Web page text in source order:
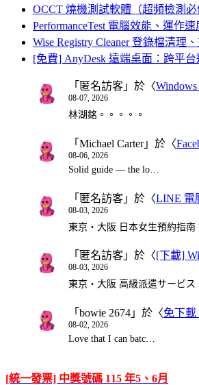
OCCT 燒機測試軟體（超頻檢測必
PerformanceTest 電腦效能、運作
Wise Registry Cleaner 登錄檔清理
[免費] AnyDesk 遠端桌面：跨平台
「 匿名訪客 」於〈
08-07, 2026
林湖銘。。。。。
「 Michael Carter」於〈
08-06, 2026
Solid guide — the lo…
「 匿名訪客 」於〈LINE 電
08-03, 2026
東京・大阪 日本女生預約指南
「 匿名訪客 」於〈[下載]
08-03, 2026
東京・大阪 高級派遣サービ
「 bowie 2674 」於〈免下載
08-02, 2026
Love that I can batc…
[統一發票] 中獎號碼 115 年5、6月